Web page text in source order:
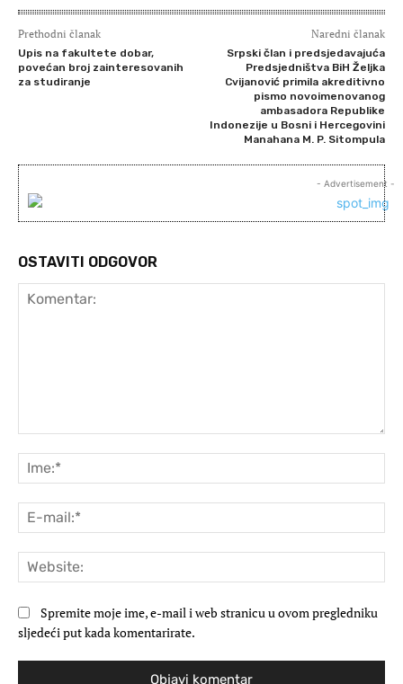
Prethodni članak
Upis na fakultete dobar,
povećan broj zainteresovanih
za studiranje
Naredni članak
Srpski član i predsjedavajuća
Predsjedništva BiH Željka
Cvijanović primila akreditivno
pismo novoimenovanog
ambasadora Republike
Indonezije u Bosni i Hercegovini
Manahana M. P. Sitompula
- Advertisement -
OSTAVITI ODGOVOR
Spremite moje ime, e-mail i web stranicu u ovom pregledniku
sljedeći put kada komentarirate.